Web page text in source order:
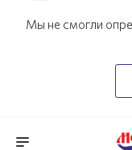
Мы не смогли